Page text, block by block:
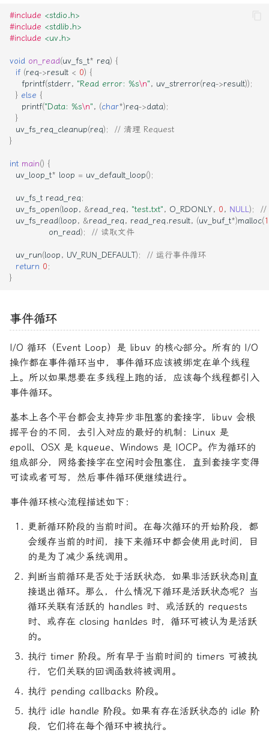
#include <stdio.h>
#include <stdlib.h>
#include <uv.h>
void on_read(uv_fs_t* req) {
if (req->result < 0) {
fprintf(stderr, "Read error: %s\n", uv_strerror(req->result));
} else {
printf("Data: %s\n", (char*)req->data);
}
uv_fs_req_cleanup(req);
// 清理 Request
}
int main() {
uv_loop_t* loop = uv_default_loop();
uv_fs_t read_req;
uv_fs_open(loop, &read_req, "test.txt", O_RDONLY, 0, NULL);
//
uv_fs_read(loop, &read_req, read_req.result, (uv_buf_t*)malloc(
on_read); // 读取文件
uv_run(loop, UV_RUN_DEFAULT);
// 运行事件循环
return 0;
}
事件循环
I/O 循环（Event Loop）是 libuv 的核心部分。所有的 I/O
操作都在事件循环当中，事件循环应该被绑定在单个线程
上。所以如果想要在多线程上跑的话，应该每个线程都引入
事件循环。
基本上各个平台都会支持异步非阻塞的套接字，libuv 会根
据平台的不同，去引入对应的最好的机制：Linux 是
epoll、OSX 是 kqueue、Windows 是 IOCP。作为循环的
组成部分，网络套接字在空闲时会阻塞住，直到套接字变得
可读或者可写，然后事件循环便继续进行。
事件循环核心流程描述如下：
更新循环阶段的当前时间。在每次循环的开始阶段，都
会缓存当前的时间，接下来循环中都会使用此时间，目
的是为了减少系统调用。
判断当前循环是否处于活跃状态，如果非活跃状态则直
接退出循环。那么，什么情况下循环是活跃状态呢？当
循环关联有活跃的 handles 时、或活跃的 requests
时、或存在 closing hanldes 时，循环可被认为是活跃
的。
执行 timer 阶段。所有早于当前时间的 timers 可被执
行，它们关联的回调函数将被调用。
执行 pending callbacks 阶段。
执行 idle handle 阶段。如果有存在活跃状态的 idle 阶
段，它们将在每个循环中被执行。